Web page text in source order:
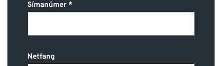
Símanúmer
Netfang